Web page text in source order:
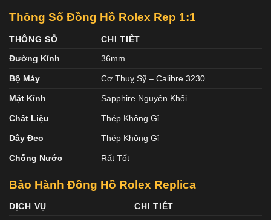
Thông Số Đồng Hồ Rolex Rep 1:1
THÔNG SỐ
CHI TIẾT
Đường Kính
36mm
Bộ Máy Cơ Thuỵ Sỹ – Calibre 3230
Mặt Kính Sapphire Nguyên Khối
Chất Liệu Thép Không Gỉ
Dây Đeo Thép Không Gỉ
Chống Nước Rất Tốt
Bảo Hành Đồng Hồ Rolex Replica
DỊCH VỤ CHI TIẾT